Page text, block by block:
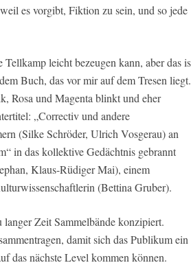
es vorgibt, Fiktion zu sein, und so jede
leicht bezeugen kann, aber das
Buch, das vor mir auf dem Tresen liegt.
Rosa und Magenta blinkt und eher
„Correctiv und andere
(Silke Schröder, Ulrich Vosgerau) an
in das kollektive Gedächtnis gebrannt
Klaus-Rüdiger Mai), einem
(Bettina Gruber).
Zeit Sammelbände konzipiert.
damit sich das Publikum ein
das nächste Level kommen können.